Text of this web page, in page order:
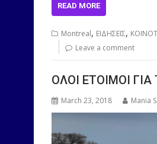
READ MORE
Montreal, ΕΙΔΗΣΕΙΣ,
Leave a comment
ΟΛΟΙ ΕΤΟΙΜΟΙ
March 23, 2018 Mania